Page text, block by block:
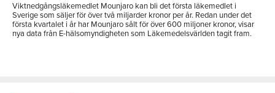
Viktnedgångsläkemedlet Mounjaro kan bli det första läkemedlet i
Sverige som säljer för över två miljarder kronor per år. Redan under det
första kvartalet i år har Mounjaro sålt för över 600 miljoner kronor, visar
nya data från E-hälsomyndigheten som Läkemedelsvärlden tagit fram.